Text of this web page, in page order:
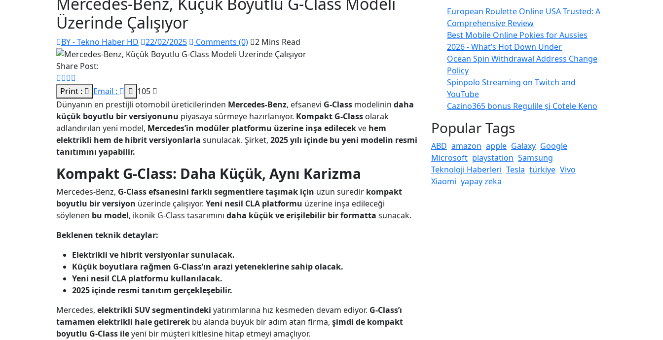
Üzerinde Çalışıyor
BY - Tekno Haber HD 22/02/2025 Comments (0) 2 Mins Read
Share Post:
Print : Email :
105
Dünyanın en prestijli otomobil üreticilerinden Mercedes-Benz, efsanevi G-Class modelinin daha
küçük boyutlu bir versiyonunu piyasaya sürmeye hazırlanıyor. Kompakt G-Class olarak
adlandırılan yeni model, Mercedes’in modüler platformu üzerine inşa edilecekve hem
elektrikli hem de hibrit versiyonlarla sunulacak. Şirket, 2025 yılı içinde bu yeni modelin resmi
tanıtımını yapabilir.
Kompakt G-Class: Daha Küçük, Aynı Karizma
Mercedes-Benz, G-Class efsanesini farklı segmentlere taşımak için uzun süredir kompakt
boyutlu bir versiyon üzerinde çalışıyor. Yeni nesil CLA platformu üzerine inşa edileceği
söylenen bu model, ikonik G-Class tasarımını daha küçük ve erişilebilir bir formatta sunacak.
Beklenen teknik detaylar:
Elektrikli ve hibrit versiyonlar sunulacak.
Küçük boyutlara rağmen G-Class’ın arazi yeteneklerine sahip olacak.
Yeni nesil CLA platformu kullanılacak.
2025 içinde resmi tanıtım gerçekleşebilir.
Mercedes, elektrikli SUV segmentindeki yatırımlarına hız kesmeden devam ediyor. G-Class’ı
tamamen elektrikli hale getirerek bu alanda büyük bir adım atan firma, şimdi de kompakt
boyutlu G-Class ileyeni bir müşteri kitlesine hitap etmeyi amaçlıyor.
European Roulette Online USA Trusted: A
Comprehensive Review
Best Mobile Online Pokies for Aussies
2026 - What’s Hot Down Under
Ocean Spin Withdrawal Address Change
Policy
Spinpolo Streaming on Twitch and
YouTube
Cazino365 bonus Regulile și Cotele Keno
Popular Tags
ABD amazon apple Galaxy Google
Microsoft playstation Samsung
Teknoloji Haberleri Tesla türkiye Vivo
Xiaomi yapay zeka